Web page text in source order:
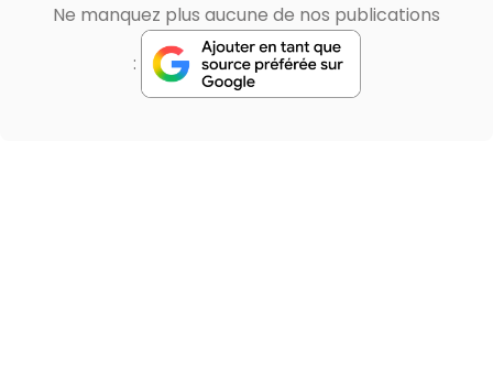
Ne manquez plus aucune de nos publications
: